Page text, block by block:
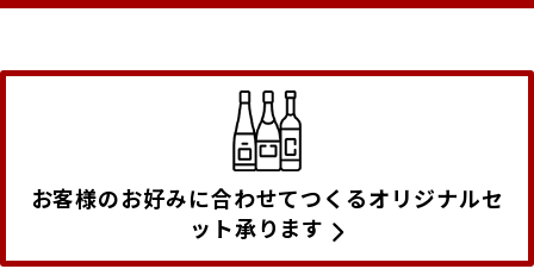
お客様のお好みに合わせてつくるオリジナルセ
ット承ります